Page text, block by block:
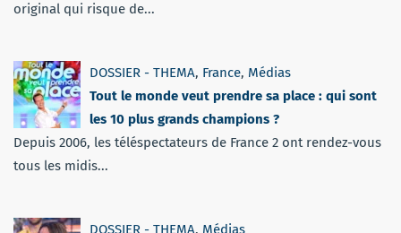
original qui risque de...
DOSSIER - THEMA, France, Médias
Tout le monde veut prendre sa place : qui sont
les 10 plus grands champions ?
Depuis 2006, les téléspectateurs de France 2 ont rendez-vous
tous les midis...